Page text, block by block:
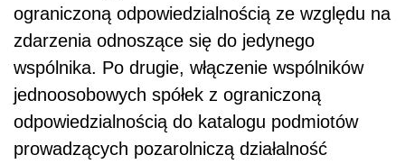
ograniczoną odpowiedzialnością ze względu na
zdarzenia odnoszące się do jedynego
wspólnika. Po drugie, włączenie wspólników
jednoosobowych spółek z ograniczoną
odpowiedzialnością do katalogu podmiotów
prowadzących pozarolniczą działalność